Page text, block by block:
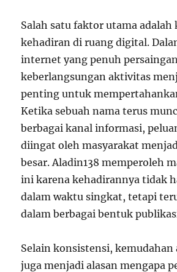
Salah satu faktor utama adalah
kehadiran di ruang digital.
internet yang penuh
keberlangsungan aktivitas
penting untuk
Ketika sebuah nama terus
berbagai kanal informasi,
diingat oleh masyarakat
besar. Aladin138 memperoleh
ini karena kehadirannya tidak
dalam waktu singkat, tetapi
dalam berbagai bentuk
Selain konsistensi, kemudahan
juga menjadi alasan mengapa